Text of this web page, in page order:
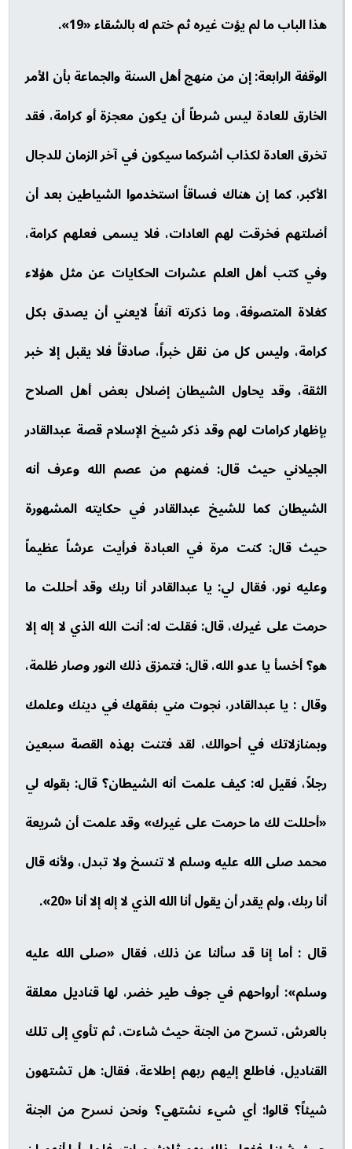
هذا الباب ما لم يؤت غيره ثم ختم له بالشقاء «19».
الوقفة الرابعة: إن من منهج أهل السنة والجماعة بأن الأمر
الخارق للعادة ليس شرطاً أن يكون معجزة أو كرامة، فقد
تخرق العادة لكذاب أشركما سيكون في آخر الزمان للدجال
الأكبر، كما إن هناك فساقاً استخدموا الشياطين بعد أن
أضلتهم فخرقت لهم العادات، فلا يسمى فعلهم كرامة،
وفي كتب أهل العلم عشرات الحكايات عن مثل هؤلاء
كغلاة المتصوفة، وما ذكرته آنفاً لايعني أن يصدق بكل
كرامة، وليس كل من نقل خبراً، صادقاً فلا يقبل إلا خبر
الثقة، وقد يحاول الشيطان إضلال بعض أهل الصلاح
بإظهار كرامات لهم وقد ذكر شيخ الإسلام قصة عبدالقادر
الجيلاني حيث قال: فمنهم من عصم الله وعرف أنه
الشيطان كما للشيخ عبدالقادر في حكايته المشهورة
حيث قال: كنت مرة في العبادة فرأيت عرشاً عظيماً
وعليه نور، فقال لي: يا عبدالقادر أنا ربك وقد أحللت ما
حرمت على غيرك، قال: فقلت له: أنت الله الذي لا إله إلا
هو؟ أخسأ يا عدو الله، قال: فتمزق ذلك النور وصار ظلمة،
وقال : يا عبدالقادر، نجوت مني بفقهك في دينك وعلمك
وبمنازلاتك في أحوالك، لقد فتنت بهذه القصة سبعين
رجلاً، فقيل له: كيف علمت أنه الشيطان؟ قال: بقوله لي
«أحللت لك ما حرمت على غيرك» وقد علمت أن شريعة
محمد صلى الله عليه وسلم لا تنسخ ولا تبدل، ولأنه قال
أنا ربك، ولم يقدر أن يقول أنا الله الذي لا إله إلا أنا «20».
قال : أما إنا قد سألنا عن ذلك، فقال «صلى الله عليه
وسلم»: أرواحهم في جوف طير خضر، لها قناديل معلقة
بالعرش، تسرح من الجنة حيث شاءت، ثم تأوي إلى تلك
القناديل، فاطلع إليهم ربهم إطلاعة، فقال: هل تشتهون
شيئاً؟ قالوا: أي شيء نشتهي؟ ونحن نسرح من الجنة